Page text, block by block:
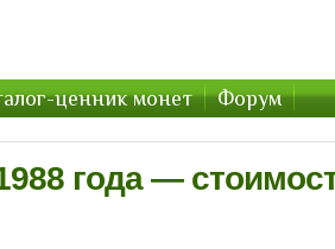
ценник монет Форум
года —